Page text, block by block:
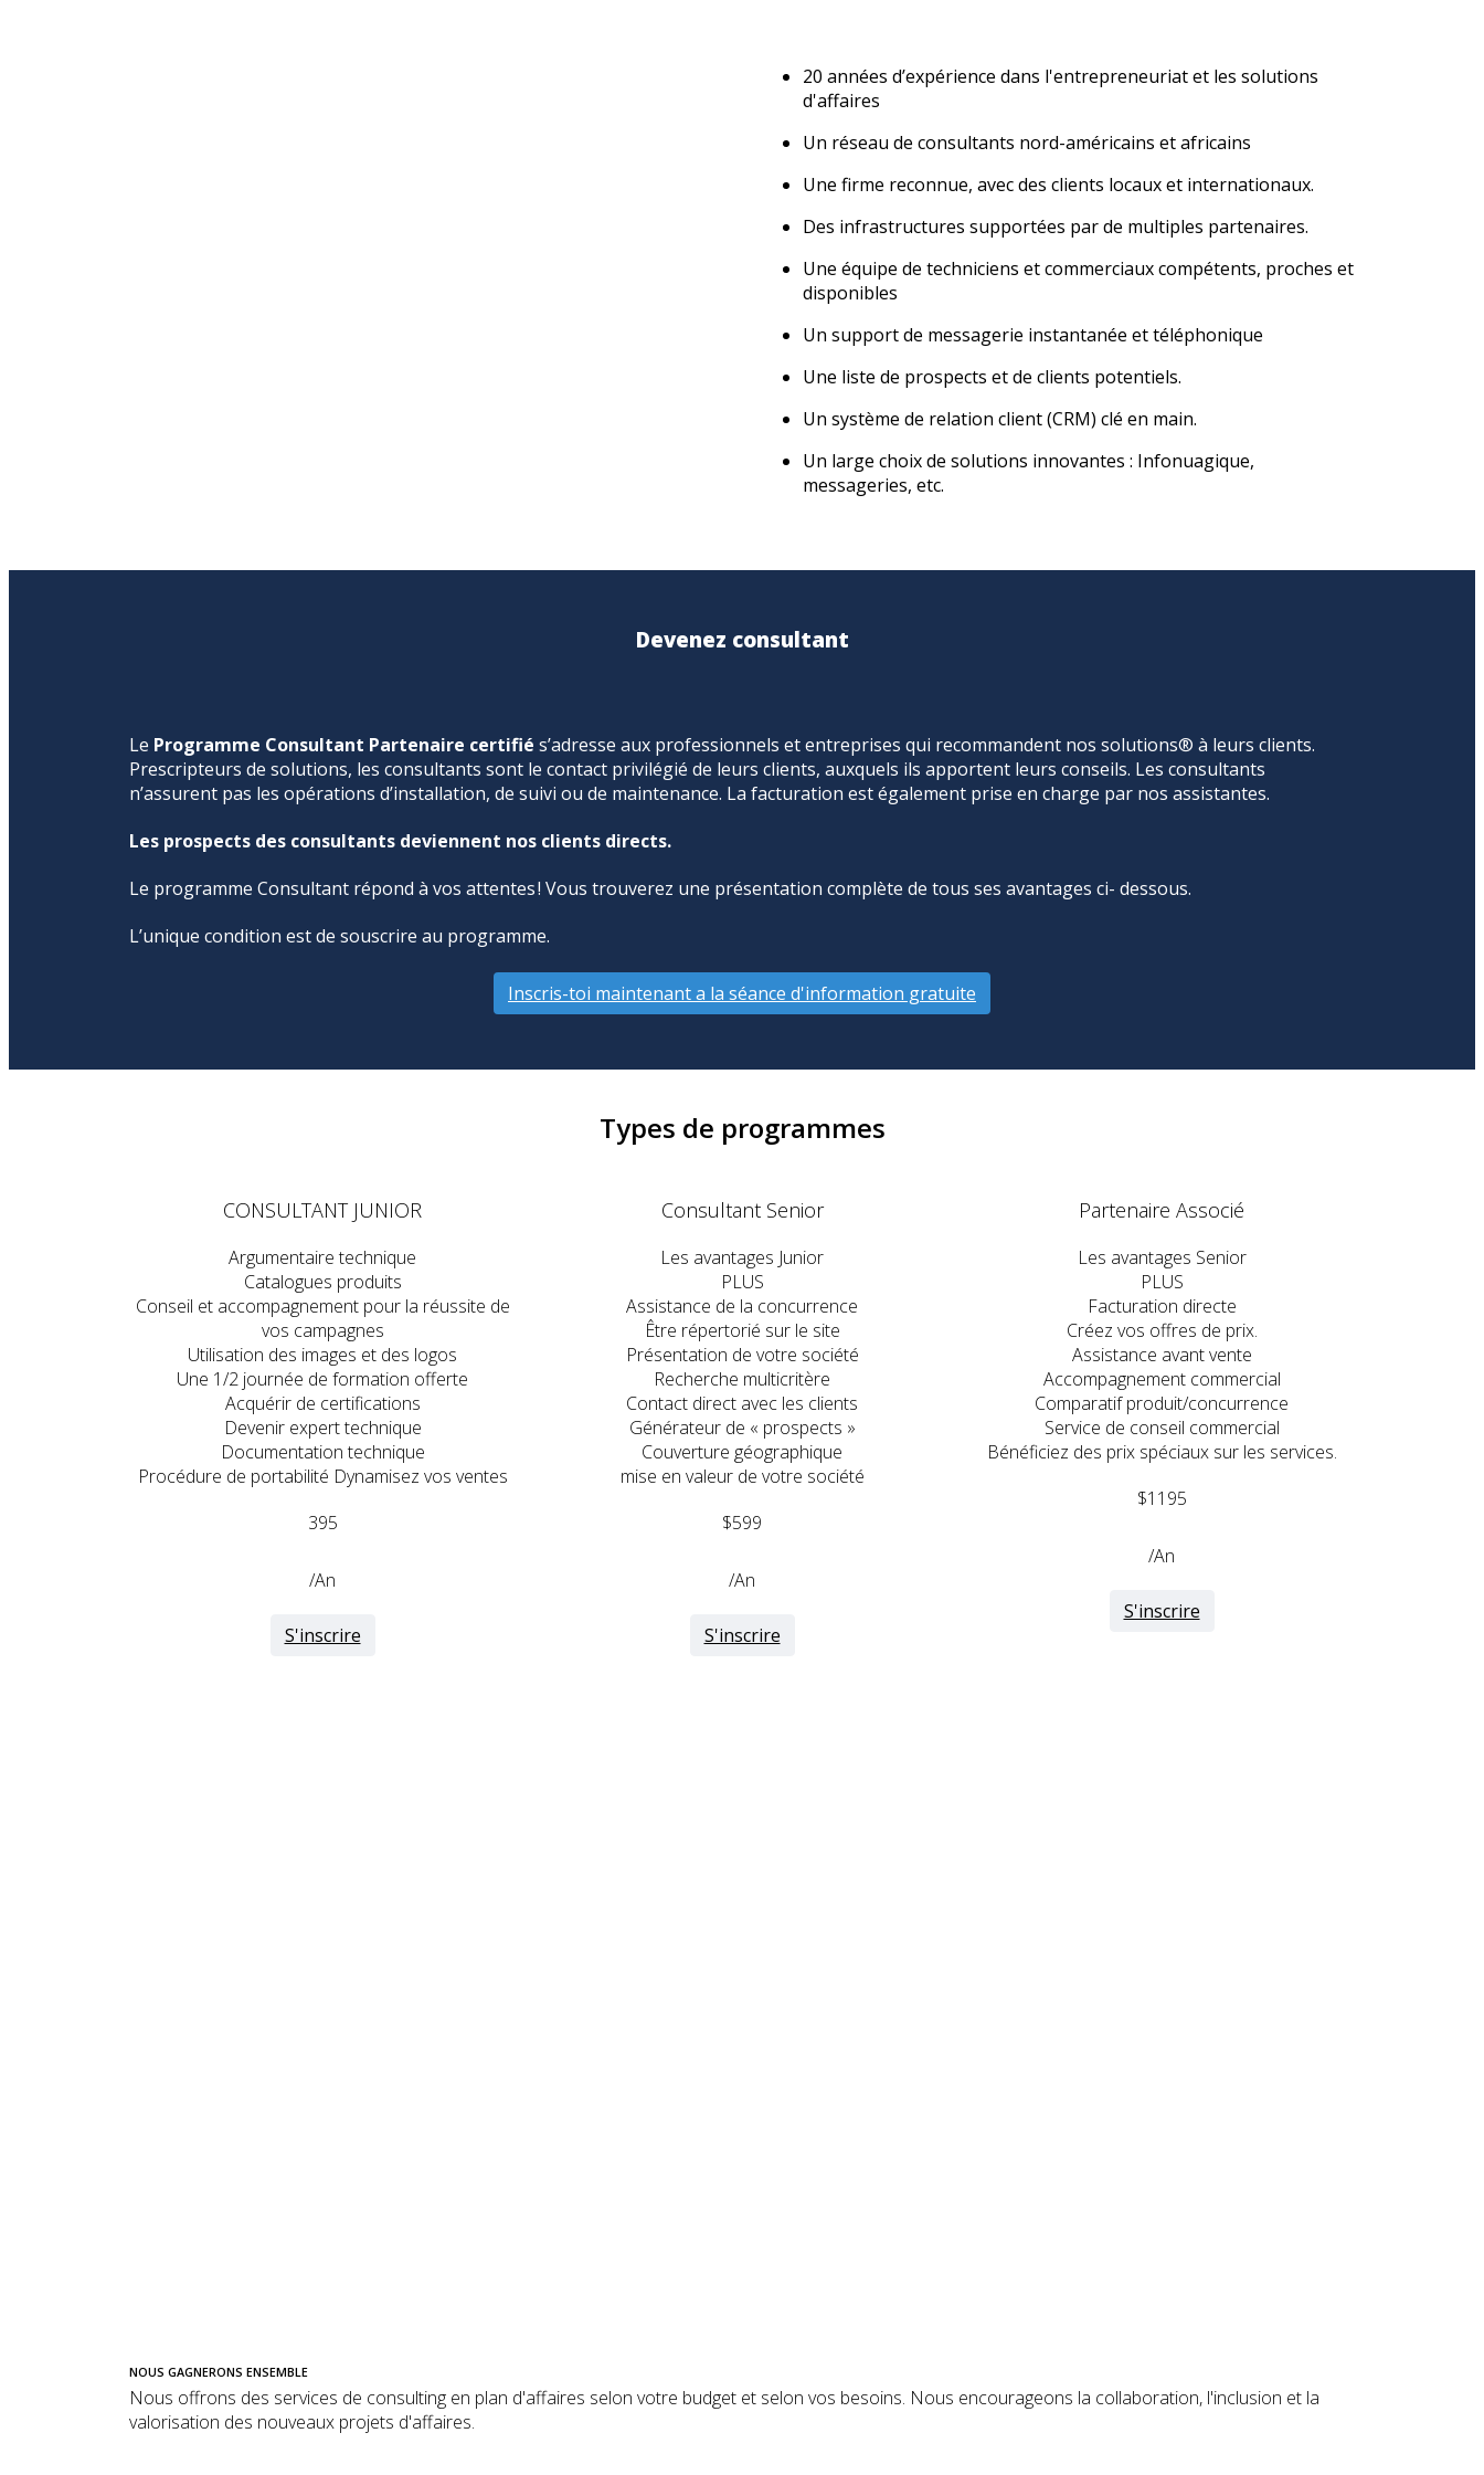
20 années d’expérience dans l'entrepreneuriat et les solutions
d'affaires
Un réseau de consultants nord-américains et africains
Une firme reconnue, avec des clients locaux et internationaux.
Des infrastructures supportées par de multiples partenaires.
Une équipe de techniciens et commerciaux compétents, proches et
disponibles
Un support de messagerie instantanée et téléphonique
Une liste de prospects et de clients potentiels.
Un système de relation client (CRM) clé en main.
Un large choix de solutions innovantes : Infonuagique,
messageries, etc.
Devenez consultant
Le Programme Consultant Partenaire certifié s’adresse aux professionnels et entreprises qui recommandent nos solutions® à leurs clients.
Prescripteurs de solutions, les consultants sont le contact privilégié de leurs clients, auxquels ils apportent leurs conseils. Les consultants
n’assurent pas les opérations d’installation, de suivi ou de maintenance. La facturation est également prise en charge par nos assistantes.
Les prospects des consultants deviennent nos clients directs.
Le programme Consultant répond à vos attentes ! Vous trouverez une présentation complète de tous ses avantages ci- dessous.
L’unique condition est de souscrire au programme.
Inscris-toi maintenant a la séance d'information gratuite
Types de programmes
CONSULTANT JUNIOR
Argumentaire technique
Catalogues produits
Conseil et accompagnement pour la réussite de
vos campagnes
Utilisation des images et des logos
Une 1/2 journée de formation offerte
Acquérir de certifications
Devenir expert technique
Documentation technique
Procédure de portabilité Dynamisez vos ventes
395
/An
S'inscrire
Consultant Senior
Les avantages Junior
PLUS
Assistance de la concurrence
Être répertorié sur le site
Présentation de votre société
Recherche multicritère
Contact direct avec les clients
Générateur de « prospects »
Couverture géographique
mise en valeur de votre société
$599
/An
S'inscrire
Partenaire Associé
Les avantages Senior
PLUS
Facturation directe
Créez vos offres de prix.
Assistance avant vente
Accompagnement commercial
Comparatif produit/concurrence
Service de conseil commercial
Bénéficiez des prix spéciaux sur les services.
$1195
/An
S'inscrire
NOUS GAGNERONS ENSEMBLE
Nous offrons des services de consulting en plan d'affaires selon votre budget et selon vos besoins. Nous encourageons la collaboration, l'inclusion et la
valorisation des nouveaux projets d'affaires.